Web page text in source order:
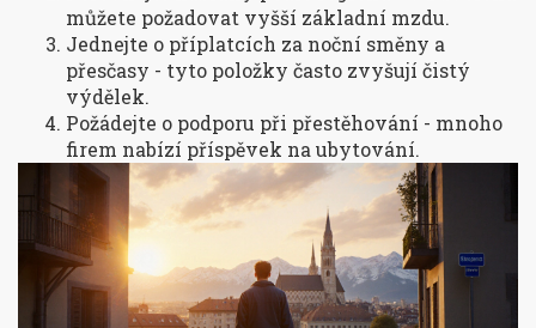
můžete požadovat vyšší základní mzdu.
Jednejte o příplatcích za noční směny a
přesčasy - tyto položky často zvyšují čistý
výdělek.
Požádejte o podporu při přestěhování - mnoho
firem nabízí příspěvek na ubytování.